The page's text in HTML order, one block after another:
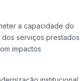
a capacidade do
serviços prestados
impactos